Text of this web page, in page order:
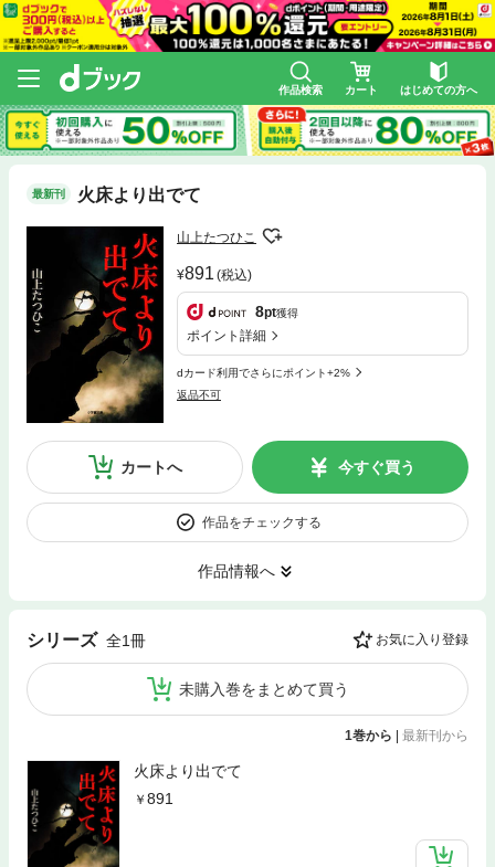
作品検索 カート はじめての方へ
最新刊 火床より出でて
山上たつひこ
891 (税込)
8pt獲得
ポイント詳細
dカード利用でさらにポイント+2%
返品不可
カートへ 今すぐ買う
作品をチェックする
作品情報へ
シリーズ 全1冊 お気に入り登録
未購入巻をまとめて買う
1巻から | 最新刊から
火床より出でて
891